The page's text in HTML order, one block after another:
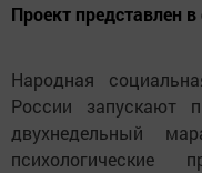
Проект представлен
Народная
России запускают
двухнедельный